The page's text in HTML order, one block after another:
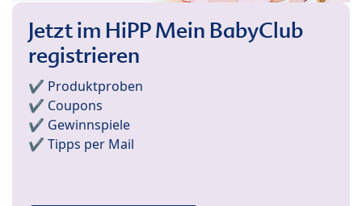
Jetzt im HiPP Mein BabyClub
registrieren
✔️ Produktproben
✔️ Coupons
✔️ Gewinnspiele
✔️ Tipps per Mail